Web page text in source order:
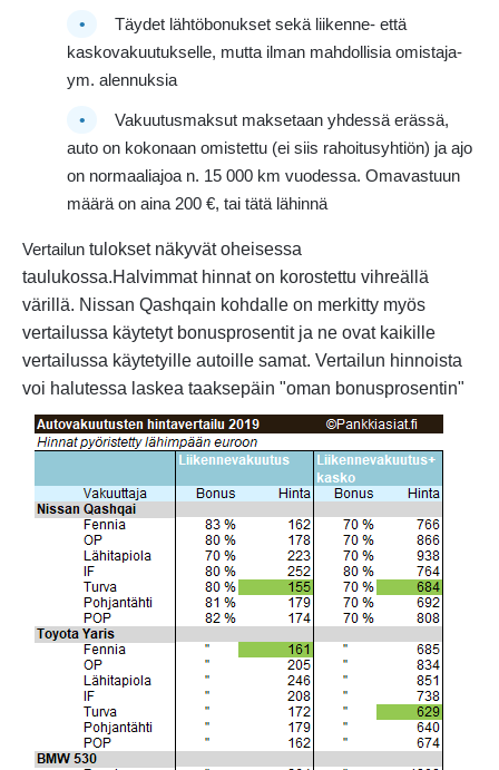
Täydet lähtöbonukset sekä liikenne- että
kaskovakuutukselle, mutta ilman mahdollisia omistaja-
ym. alennuksia
Vakuutusmaksut maksetaan yhdessä erässä,
auto on kokonaan omistettu (ei siis rahoitusyhtiön) ja ajo
on normaaliajoa n. 15 000 km vuodessa. Omavastuun
määrä on aina 200 €, tai tätä lähinnä
Vertailun tulokset näkyvät oheisessa
taulukossa.Halvimmat hinnat on korostettu vihreällä
värillä. Nissan Qashqain kohdalle on merkitty myös
vertailussa käytetyt bonusprosentit ja ne ovat kaikille
vertailussa käytetyille autoille samat. Vertailun hinnoista
voi halutessa laskea taaksepäin "oman bonusprosentin"